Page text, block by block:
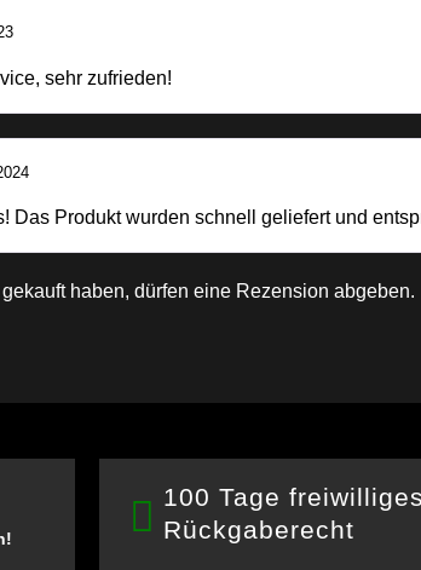
sehr zufrieden!
Das Produkt wurden schnell geliefert und
haben, dürfen eine Rezension abgeben.
100 Tage freiwilliges
Rückgaberecht